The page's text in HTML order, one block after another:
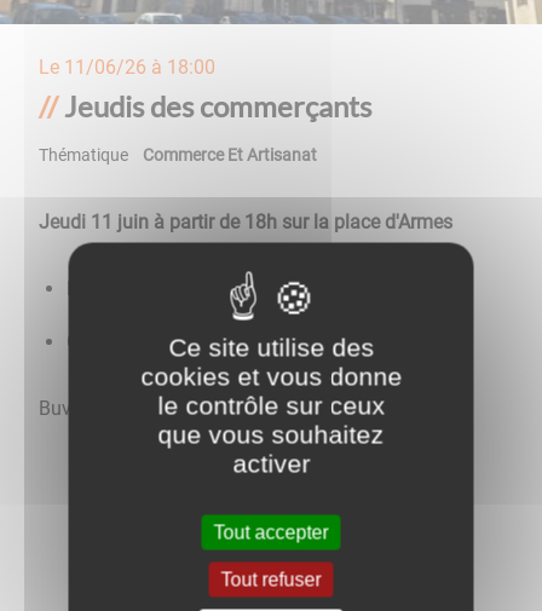
Le 11/06/26 à 18:00
Jeudis des commerçants
Thématique Commerce Et Artisanat
Jeudi 11 juin à partir de 18h sur la place d'Armes
Défilé de mode par Melle Capucine
Concert de rock par Les Furets Flingueurs
Buvette et restauration sur place
Retour aux évènements
Ce site utilise des
cookies et vous donne
le contrôle sur ceux
que vous souhaitez
activer
Tout accepter
Tout refuser